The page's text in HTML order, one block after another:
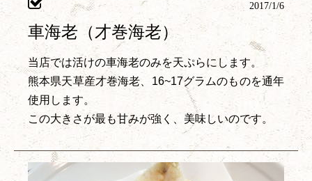
2017/1/6
車海老（才巻海老）
当店では活けの車海老のみを天ぷらにします。
熊本県天草産才巻海老、16~17グラムのものを通年
使用します。
この大きさが最も甘みが強く、美味しいのです。